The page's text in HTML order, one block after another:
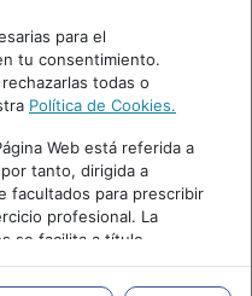
para el
tu consentimiento.
todas o
Política de Cookies.
Web está referida a
tanto, dirigida a
facultados para prescribir
profesional. La
se facilita a título
de los
medicamentos y decidir, en